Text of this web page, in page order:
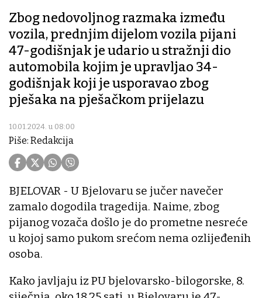
Zbog nedovoljnog razmaka između
vozila, prednjim dijelom vozila pijani
47-godišnjak je udario u stražnji dio
automobila kojim je upravljao 34-
godišnjak koji je usporavao zbog
pješaka na pješačkom prijelazu
10.01.2024. u 08:00
Piše: Redakcija
BJELOVAR - U Bjelovaru se jučer navečer
zamalo dogodila tragedija. Naime, zbog
pijanog vozača došlo je do prometne nesreće
u kojoj samo pukom srećom nema ozlijeđenih
osoba.
Kako javljaju iz PU bjelovarsko-bilogorske, 8.